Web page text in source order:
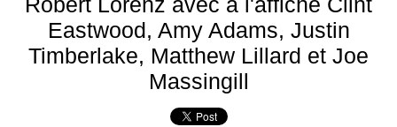
Eastwood, Amy Adams, Justin
Timberlake, Matthew Lillard et Joe
Massingill